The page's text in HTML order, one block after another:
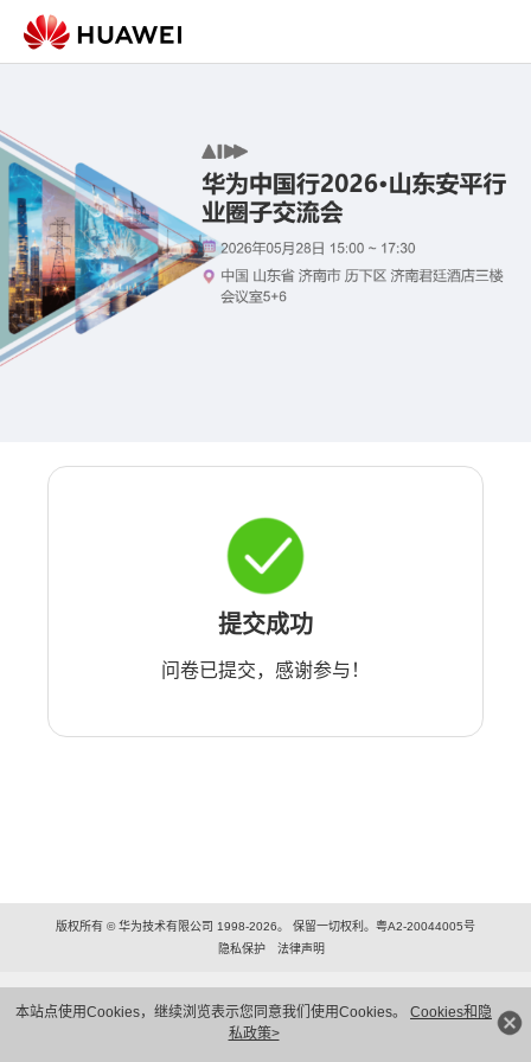
本站点使用Cookies，继续浏览表示您同意我们使用Cookies。 Cookies和隐
私政策>
提交成功
问卷已提交，感谢参与！
版权所有 © 华为技术有限公司 1998-2026。 保留一切权利。粤A2-20044005号
隐私保护
法律声明